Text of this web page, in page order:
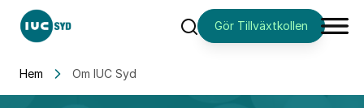
SökGör Tillväxtkollen
Hem Om IUC Syd